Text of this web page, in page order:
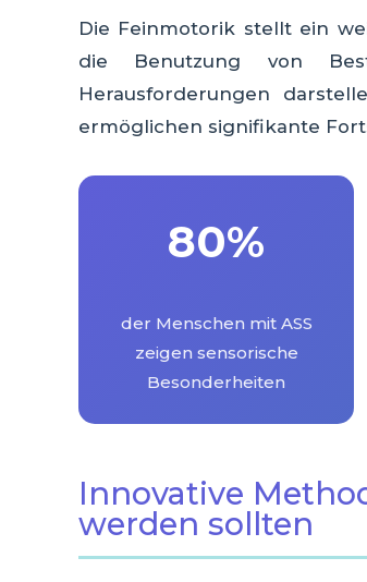
Die Feinmotorik stellt ein
die Benutzung von
Herausforderungen
ermöglichen signifikante
80%
der Menschen mit ASS
zeigen sensorische
Besonderheiten
Innovative
werden sollten